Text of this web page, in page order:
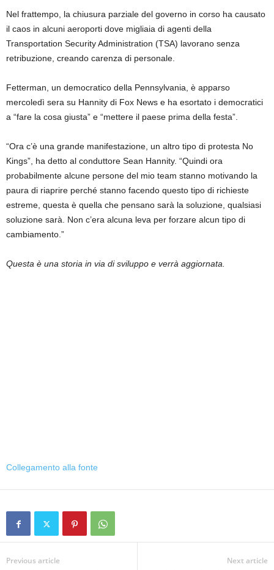
Nel frattempo, la chiusura parziale del governo in corso ha causato
il caos in alcuni aeroporti dove migliaia di agenti della
Transportation Security Administration (TSA) lavorano senza
retribuzione, creando carenza di personale.
Fetterman, un democratico della Pennsylvania, è apparso
mercoledì sera su Hannity di Fox News e ha esortato i democratici
a “fare la cosa giusta” e “mettere il paese prima della festa”.
“Ora c’è una grande manifestazione, un altro tipo di protesta No
Kings”, ha detto al conduttore Sean Hannity. “Quindi ora
probabilmente alcune persone del mio team stanno motivando la
paura di riaprire perché stanno facendo questo tipo di richieste
estreme, questa è quella che pensano sarà la soluzione, qualsiasi
soluzione sarà. Non c’era alcuna leva per forzare alcun tipo di
cambiamento.”
Questa è una storia in via di sviluppo e verrà aggiornata.
Collegamento alla fonte
Previous article Next article